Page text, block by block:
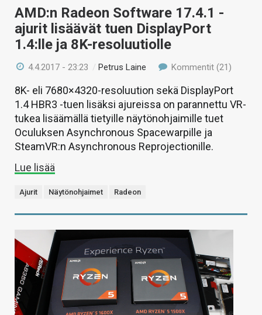
AMD:n Radeon Software 17.4.1 -
ajurit lisäävät tuen DisplayPort
1.4:lle ja 8K-resoluutiolle
4.4.2017 - 23:23 /Petrus Laine Kommentit (21)
8K- eli 7680×4320-resoluution sekä DisplayPort
1.4 HBR3 -tuen lisäksi ajureissa on parannettu VR-
tukea lisäämällä tietyille näytönohjaimille tuet
Oculuksen Asynchronous Spacewarpille ja
SteamVR:n Asynchronous Reprojectionille.
Lue lisää
Ajurit Näytönohjaimet Radeon